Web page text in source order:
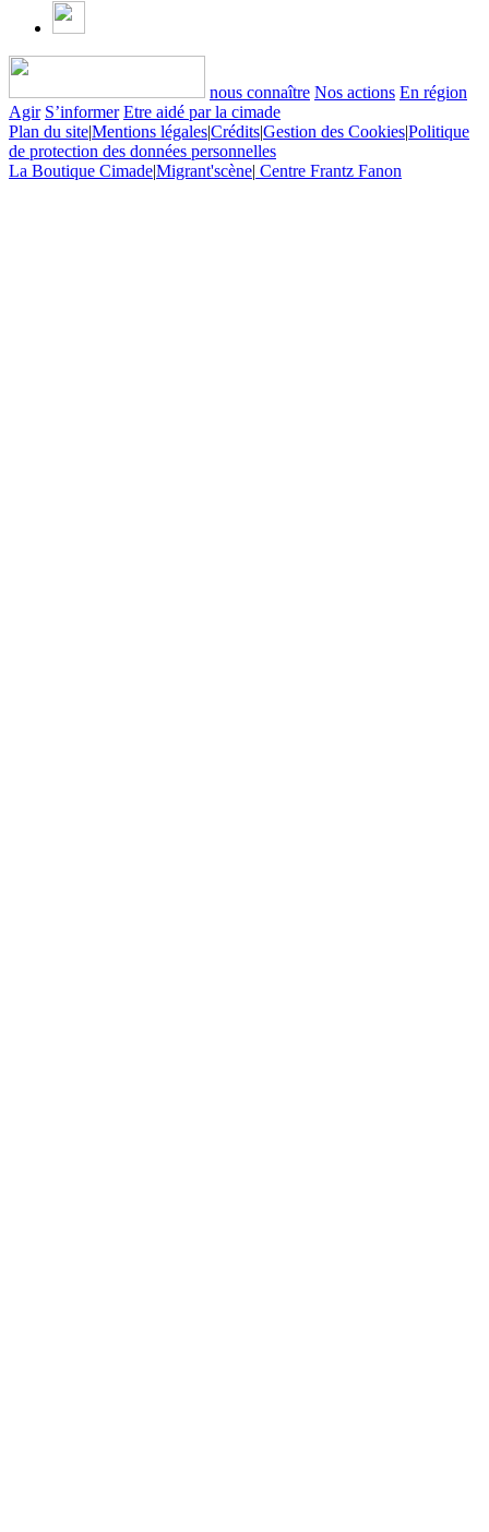
nous connaître Nos actions En région
Agir S’informer Etre aidé par la cimade
Plan du site|Mentions légales|Crédits|Gestion des Cookies|Politique
de protection des données personnelles
La Boutique Cimade|Migrant'scène| Centre Frantz Fanon